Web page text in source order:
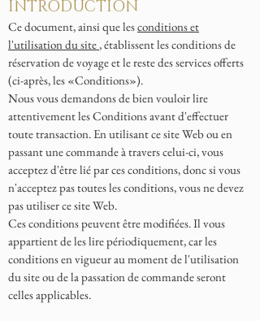
INTRODUCTION
Ce document, ainsi que lesconditions et
l'utilisation du site, établissent les conditions de
réservation de voyage et le reste des services offerts
(ci-après, les «Conditions»).
Nous vous demandons de bien vouloir lire
attentivement les Conditions avant d'effectuer
toute transaction. En utilisant ce site Web ou en
passant une commande à travers celui-ci, vous
acceptez d'être lié par ces conditions, donc si vous
n'acceptez pas toutes les conditions, vous ne devez
pas utiliser ce site Web.
Ces conditions peuvent être modifiées. Il vous
appartient de les lire périodiquement, car les
conditions en vigueur au moment de l'utilisation
du site ou de la passation de commande seront
celles applicables.